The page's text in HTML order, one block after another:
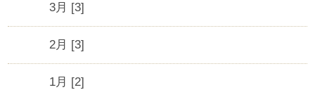
3月 [3]
2月 [3]
1月 [2]